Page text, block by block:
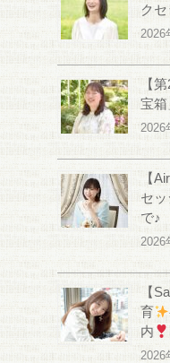
ク
2026
【
宝
2026
【
セ
で♪
2026
【
育
内
2026